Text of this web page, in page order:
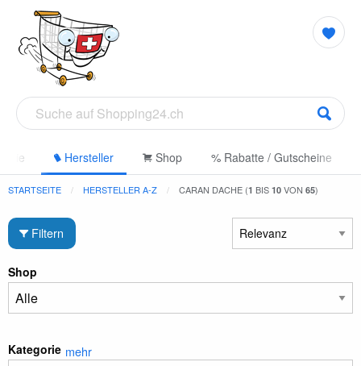
Hersteller Shop % Rabatte / Gutscheine
STARTSEITE HERSTELLER A-Z CARAN DACHE (1 BIS 10 VON 65)
Filtern
Shop
Kategorie mehr